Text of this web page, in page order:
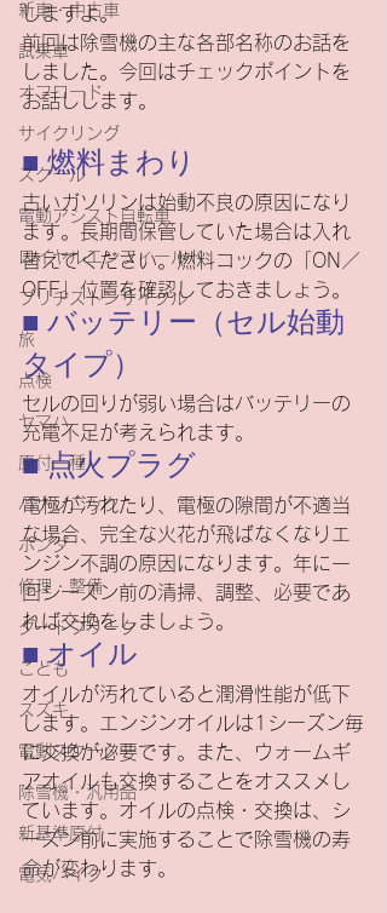
新車・中古車
試乗車
オフロード
サイクリング
スクール
電動アシスト自転車
ロイヤルエンフィールド
ブリヂストンサイクル
旅
点検
ヤマハ
原付一種
パナソニック
ホンダ
修理・整備
ダートフリーク
こども
スズキ
電動スクーター
除雪機・汎用品
新基準原付
電気バイク
しますよ。
前回は除雪機の主な各部名称のお話を
しました。今回はチェックポイントを
お話しします。
■ 燃料まわり
古いガソリンは始動不良の原因になり
ます。長期間保管していた場合は入れ
替えてください。燃料コックの「ON／
OFF」位置を確認しておきましょう。
■ バッテリー（セル始動
タイプ）
セルの回りが弱い場合はバッテリーの
充電不足が考えられます。
■ 点火プラグ
電極が汚れたり、電極の隙間が不適当
な場合、完全な火花が飛ばなくなりエ
ンジン不調の原因になります。年に一
回シーズン前の清掃、調整、必要であ
れば交換をしましょう。
■ オイル
オイルが汚れていると潤滑性能が低下
します。エンジンオイルは1シーズン毎
に交換が必要です。また、ウォームギ
アオイルも交換することをオススメし
ています。オイルの点検・交換は、シ
ーズン前に実施することで除雪機の寿
命が変わります。